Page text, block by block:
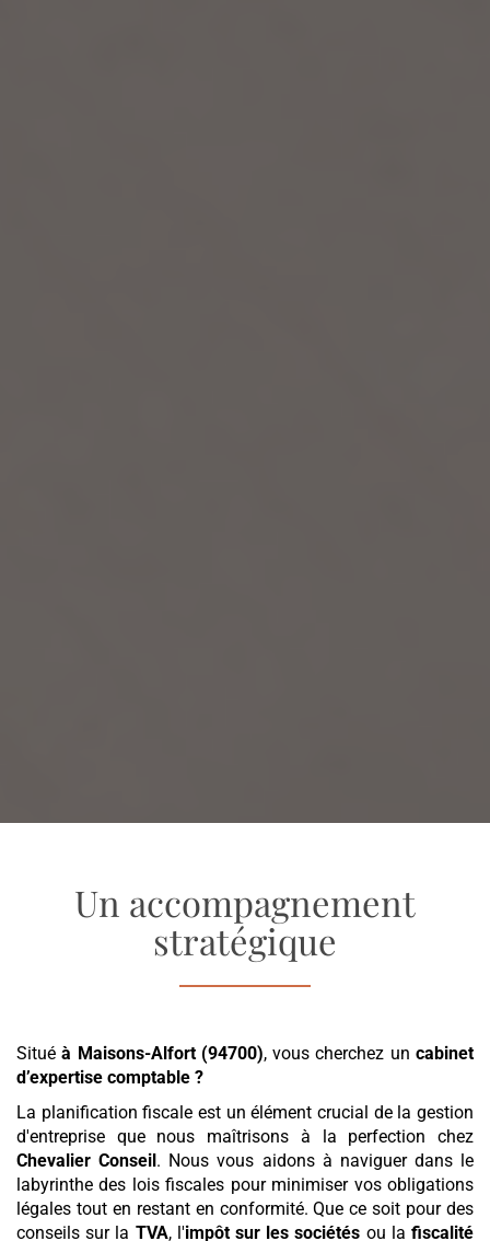
Un accompagnement
stratégique
Situéà Maisons-Alfort (94700), vous cherchez uncabinet
d’expertise comptable ?
La planification fiscale est un élément crucial de la gestion
d'entreprise que nous maîtrisons à la perfection chez
Chevalier Conseil. Nous vous aidons à naviguer dans le
labyrinthe des lois fiscales pour minimiser vos obligations
légales tout en restant en conformité. Que ce soit pour des
conseils sur la TVA, l'impôt sur les sociétés ou lafiscalité